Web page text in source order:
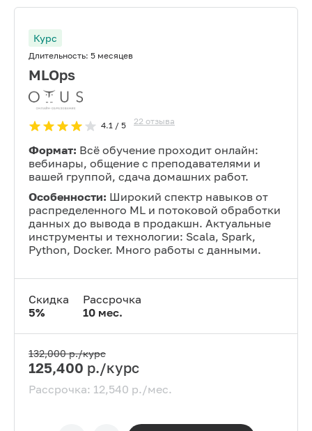
Курс
Длительность: 5 месяцев
MLOps
4.1/ 5 22 отзыва
Формат: Всё обучение проходит онлайн:
вебинары, общение с преподавателями и
вашей группой, сдача домашних работ.
Особенности: Широкий спектр навыков от
распределенного ML и потоковой обработки
данных до вывода в продакшн. Актуальные
инструменты и технологии: Scala, Spark,
Python, Docker. Много работы с данными.
Скидка
5%
Рассрочка
10 мес.
132,000р./курс
125,400 р./курс
Рассрочка: 12,540 р./мес.